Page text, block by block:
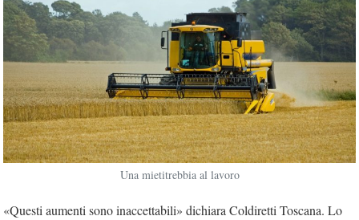
Una mietitrebbia al lavoro
«Questi aumenti sono inaccettabili» dichiara Coldiretti Toscana. Lo